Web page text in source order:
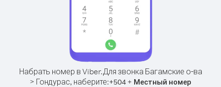
Набрать номер в Viber.Для звонка Багамские о-ва
> Гондурас, наберите:+504 + Местный номер